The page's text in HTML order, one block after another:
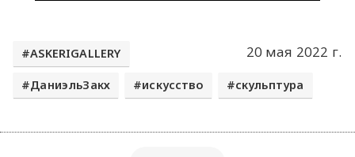
20 мая 2022 г.
ASKERIGALLERY
ДаниэльЗакх искусство скульптура